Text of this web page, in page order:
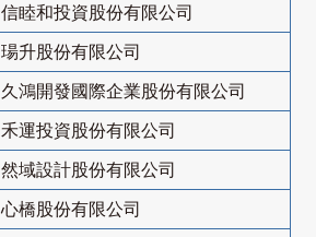
信睦和投資股份有限公司
瑒升股份有限公司
久鴻開發國際企業股份有限公司
禾運投資股份有限公司
然域設計股份有限公司
心橋股份有限公司